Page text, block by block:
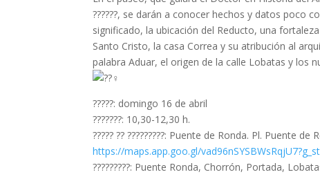
??????, se darán a conocer hechos y datos poco
significado, la ubicación del Reducto, una
Santo Cristo, la casa Correa y su atribución al
palabra Aduar, el origen de la calle Lobatas y los
?????: domingo 16 de abril
???????: 10,30-12,30 h.
????? ?? ?????????: Puente de Ronda. Pl. Puente de
https://maps.app.goo.gl/
?????????: Puente Ronda, Chorrón, Portada,